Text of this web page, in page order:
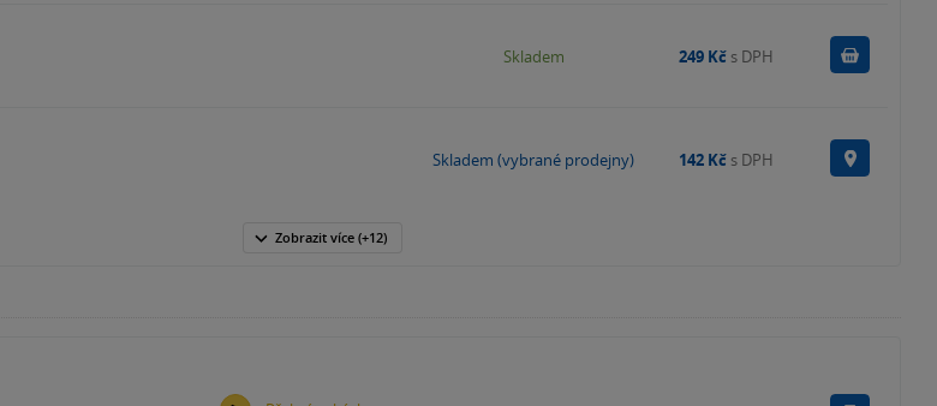
Skladem 249 Kč s DPH
Skladem (vybrané prodejny) 142 Kč s DPH
Zobrazit více(+12)